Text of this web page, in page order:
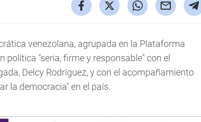
venezolana, agrupada en la Plataforma
política "seria, firme y responsable" con el
Delcy Rodríguez, y con el acompañamiento
la democracia" en el país.